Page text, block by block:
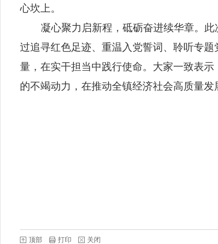
心坎上。
凝心聚力启新程，砥砺奋进续华章。此
过追寻红色足迹、重温入党誓词、聆听专
量，在实干担当中践行使命。大家一致表
的不竭动力，在推动全镇经济社会高质量
顶部 打印 关闭